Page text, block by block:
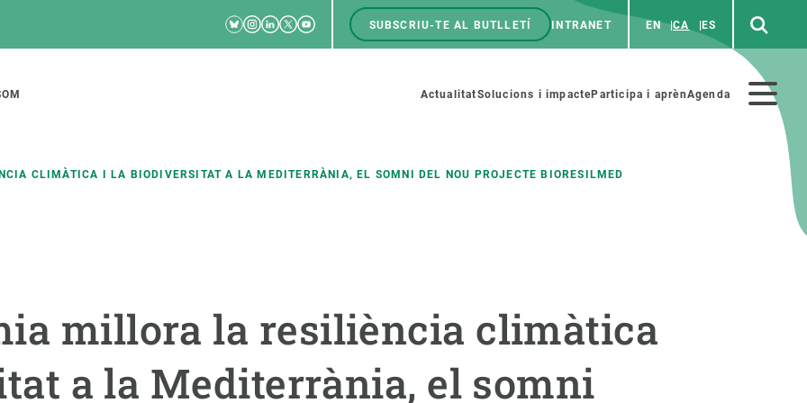
RRSS
Bluesky
Instagram
Linkedin
TwitterYoutube
Menú
SUBSCRIU-TE AL BUTLLETÍ INTRANET EN CA ES
Menú
secundario
ActualitatSolucions i impacteParticipa i aprènAgenda
CLIMÀTICA I LA BIODIVERSITAT A LA MEDITERRÀNIA, EL SOMNI DEL NOU PROJECTE BIORESILMED
millora la resiliència climàtica
a la Mediterrània, el somni
ecosistemes
Solucions
Política i gestió
Oportunitats acadèmiques
Demana la teva beca ERC
Fes ciència amb nosaltres
COL·LABORA
Esdeveniments anteriors
Notícies